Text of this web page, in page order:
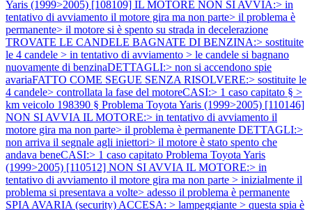
Yaris (1999>2005) [108109] IL MOTORE NON SI AVVIA:> in
tentativo di avviamento il motore gira ma non parte> il problema è
permanente> il motore si è spento su strada in decelerazione
TROVATE LE CANDELE BAGNATE DI BENZINA:> sostituite
le 4 candele > in tentativo di avviamento > le candele si bagnano
nuovamente di benzinaDETTAGLI:> non si accendono spie
avariaFATTO COME SEGUE SENZA RISOLVERE:> sostituite le
4 candele> controllata la fase del motoreCASI:> 1 caso capitato § >
km veicolo 198390 § Problema Toyota Yaris (1999>2005) [110146]
NON SI AVVIA IL MOTORE:> in tentativo di avviamento il
motore gira ma non parte> il problema è permanente DETTAGLI:>
non arriva il segnale agli iniettori> il motore è stato spento che
andava beneCASI:> 1 caso capitato Problema Toyota Yaris
(1999>2005) [110512] NON SI AVVIA IL MOTORE:> in
tentativo di avviamento il motore gira ma non parte > inizialmente il
problema si presentava a volte> adesso il problema è permanente
SPIA AVARIA (security) ACCESA: > lampeggiante > questa spia è